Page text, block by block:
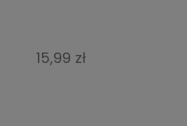
15,99 zł